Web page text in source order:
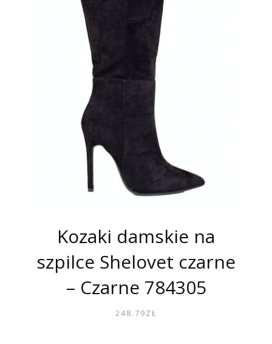
Kozaki damskie na
szpilce Shelovet czarne
– Czarne 784305
248.79ZŁ